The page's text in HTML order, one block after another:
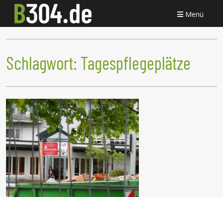
Menü
Schlagwort: Tagespflegeplätze